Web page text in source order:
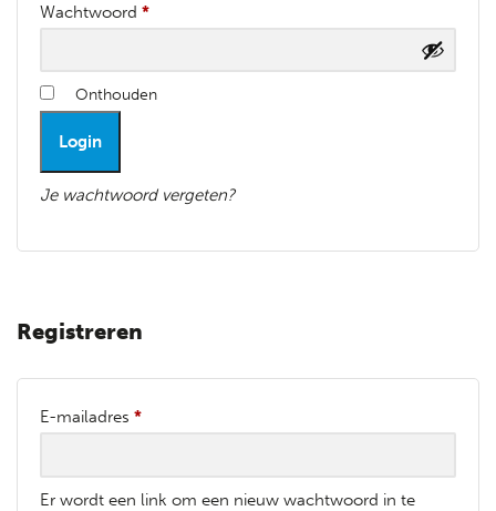
Wachtwoord *
Onthouden
Login
Je wachtwoord vergeten?
Registreren
E-mailadres *
Er wordt een link om een nieuw wachtwoord in te